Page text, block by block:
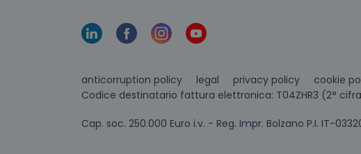
anticorruption policy legal privacy policy cookie
Codice destinatario fattura elettronica: T04ZHR3 (2°
Cap. soc. 250.000 Euro i.v. - Reg. Impr. Bolzano P.I. IT-